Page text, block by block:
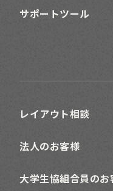
サポートツール
レイアウト相談
法人のお客様
大学生協組合員のお